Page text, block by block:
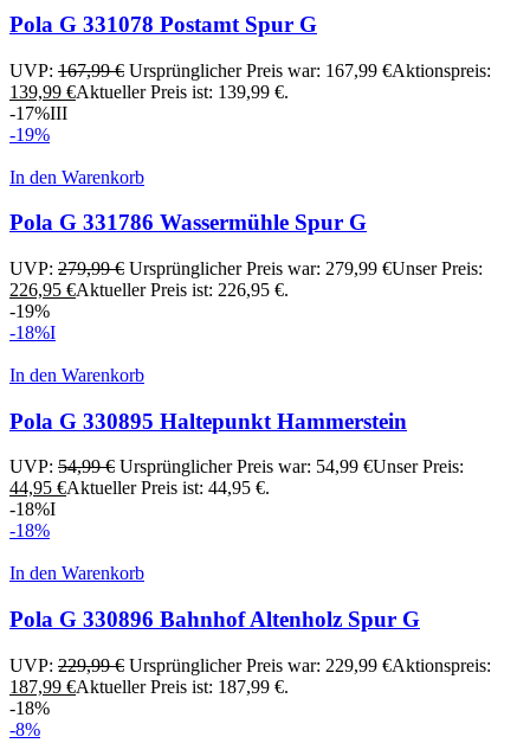
Pola G 331078 Postamt Spur G
UVP: 167,99€ Ursprünglicher Preis war: 167,99 €Aktionspreis:
139,99 €Aktueller Preis ist: 139,99 €.
-17%III
-19%
In den Warenkorb
Pola G 331786 Wassermühle Spur G
UVP: 279,99€ Ursprünglicher Preis war: 279,99 €Unser Preis:
226,95 €Aktueller Preis ist: 226,95 €.
-19%
-18%I
In den Warenkorb
Pola G 330895 Haltepunkt Hammerstein
UVP: 54,99€ Ursprünglicher Preis war: 54,99 €Unser Preis:
44,95 €Aktueller Preis ist: 44,95 €.
-18%I
-18%
In den Warenkorb
Pola G 330896 Bahnhof Altenholz Spur G
UVP: 229,99€ Ursprünglicher Preis war: 229,99 €Aktionspreis:
187,99 €Aktueller Preis ist: 187,99 €.
-18%
-8%